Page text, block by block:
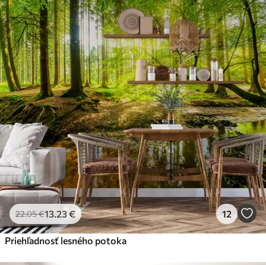
22.05€13.23€ 12
Priehľadnosť lesného potoka